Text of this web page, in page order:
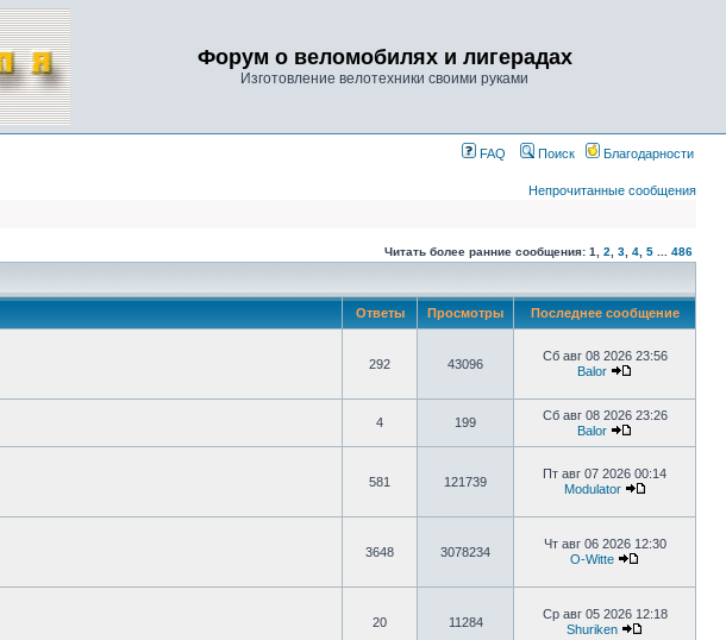
Форум о веломобилях и лигерадах
Изготовление велотехники своими руками
FAQ Поиск Благодарности
Непрочитанные сообщения
Читать более ранние сообщения: 1 2 3 4 5 486
Ответы Просмотры Последнее сообщение
292 43096
Сб авг 08 2026 23:56
Balor
4 199
Сб авг 08 2026 23:26
Balor
581 121739
Пт авг 07 2026 00:14
Modulator
3648 3078234
Чт авг 06 2026 12:30
O-Witte
20 11284
Ср авг 05 2026 12:18
Shuriken